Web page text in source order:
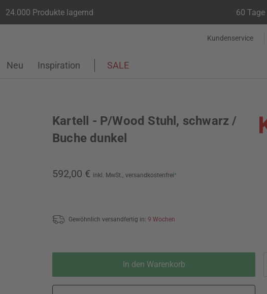
24.000 Produkte lagernd 60
Kundenservice
Neu Inspiration SALE
Kartell - P/Wood Stuhl, schwarz /
Buche dunkel
592,00 € inkl. MwSt., versandkostenfrei*
Gewöhnlich versandfertig in: 9 Wochen
In den Warenkorb